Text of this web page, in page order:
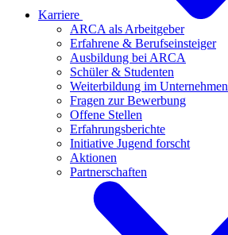
Karriere
ARCA als Arbeitgeber
Erfahrene & Berufseinsteiger
Ausbildung bei ARCA
Schüler & Studenten
Weiterbildung im Unternehmen
Fragen zur Bewerbung
Offene Stellen
Erfahrungsberichte
Initiative Jugend forscht
Aktionen
Partnerschaften